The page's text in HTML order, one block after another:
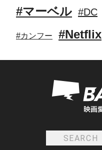
#マーベル #DC
#カンフー #Netflix